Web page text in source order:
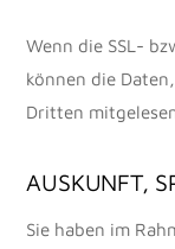
Wenn die SSL-
können die
Dritten
AUSKUNFT,
Sie haben im